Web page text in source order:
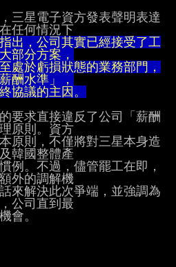
三星電子資方發表聲明表達
任何情況下
出，公司其實已經接受了工
部分方案，
處於虧損狀態的業務部門，
酬水準」，
協議的主因。
要求直接違反了公司「薪酬
原則。資方
原則，不僅將對三星本身造
韓國整體產
例。不過，儘管罷工在即，
外的調解機
來解決此次爭端，並強調為
公司直到最
會。